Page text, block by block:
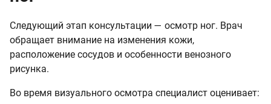
Следующий этап консультации — осмотр ног. Врач
обращает внимание на изменения кожи,
расположение сосудов и особенности венозного
рисунка.
Во время визуального осмотра специалист оценивает: